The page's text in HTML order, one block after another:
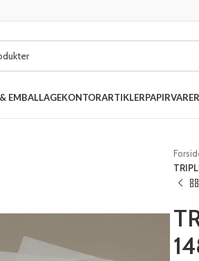
EMBALLAGEKONTORARTIKLERPAPIRVARER